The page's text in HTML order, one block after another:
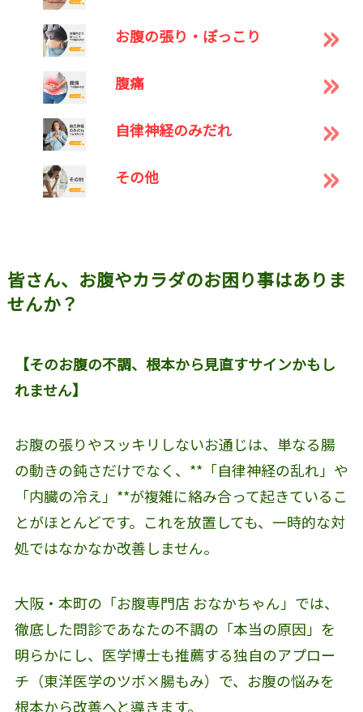
お腹の張り・ぽっこり
腹痛
自律神経のみだれ
その他
皆さん、お腹やカラダのお困り事はありま
せんか？
【そのお腹の不調、根本から見直すサインかもし
れません】
お腹の張りやスッキリしないお通じは、単なる腸
の動きの鈍さだけでなく、**「自律神経の乱れ」や
「内臓の冷え」**が複雑に絡み合って起きているこ
とがほとんどです。これを放置しても、一時的な対
処ではなかなか改善しません。
大阪・本町の「お腹専門店 おなかちゃん」では、
徹底した問診であなたの不調の「本当の原因」を
明らかにし、医学博士も推薦する独自のアプロー
チ（東洋医学のツボ×腸もみ）で、お腹の悩みを
根本から改善へと導きます。